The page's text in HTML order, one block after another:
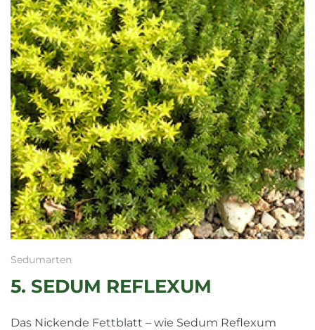
Sedumarten
5. SEDUM REFLEXUM
Das Nickende Fettblatt – wie Sedum Reflexum